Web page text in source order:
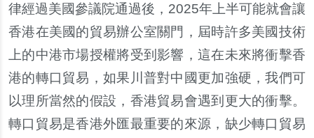
律經過美國參議院通過後，2025年上半可能就會讓
香港在美國的貿易辦公室關門，屆時許多美國技術
上的中港市場授權將受到影響，這在未來將衝擊香
港的轉口貿易，如果川普對中國更加強硬，我們可
以理所當然的假設，香港貿易會遇到更大的衝擊。
轉口貿易是香港外匯最重要的來源，缺少轉口貿易